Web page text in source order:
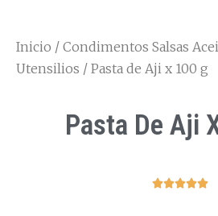
Inicio / Condimentos Salsas
Utensilios / Pasta de Aji x 100 g
Pasta De Aji
